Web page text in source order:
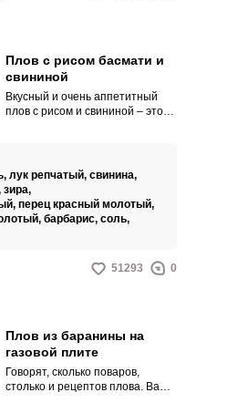
Плов с рисом басмати и
свининой
Вкусный и очень аппетитный
плов с рисом и свининой – это
довольными! Просто
объедение!
лук репчатый, свинина,
зира,
перец красный молотый,
барбарис, соль,
51293 0
Плов из баранины на
газовой плите
Говорят, сколько поваров,
столько и рецептов плова. Вам